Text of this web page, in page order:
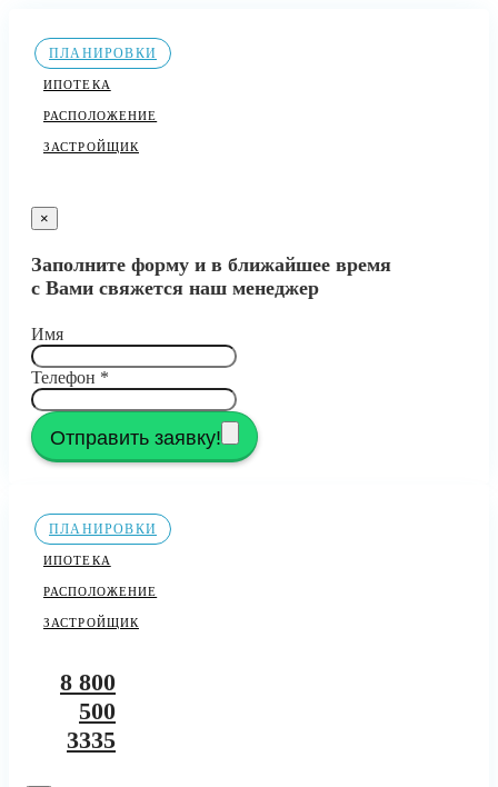
ПЛАНИРОВКИ
ИПОТЕКА
РАСПОЛОЖЕНИЕ
ЗАСТРОЙЩИК
×
Заполните форму и в ближайшее время
с Вами свяжется наш менеджер
Имя
Телефон *
Отправить заявку!
ПЛАНИРОВКИ
ИПОТЕКА
РАСПОЛОЖЕНИЕ
ЗАСТРОЙЩИК
8 800
500
3335